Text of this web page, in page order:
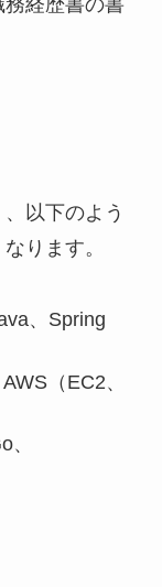
以下のよう
ります。
、Spring
（EC2、
、